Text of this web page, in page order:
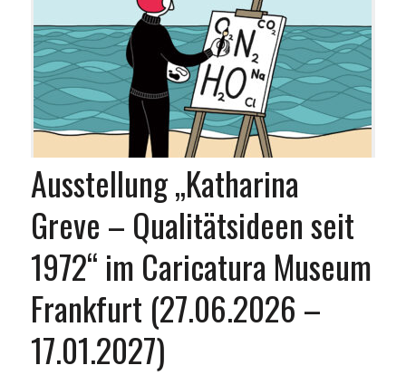
Ausstellung „Katharina
Greve – Qualitätsideen seit
1972“ im Caricatura Museum
Frankfurt (27.06.2026 –
17.01.2027)